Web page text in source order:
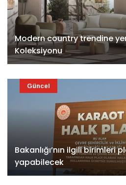
Modern country trendine
Koleksiyonu
Bakanlığı’nın ilgili birimleri
yapabilecek
Güncel